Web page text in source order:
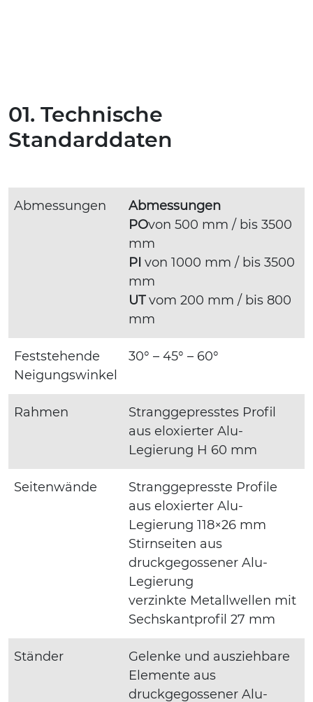
01. Technische
Standarddaten
Abmessungen
Abmessungen
POvon 500 mm / bis 3500
mm
PI von 1000 mm / bis 3500
mm
UTvom 200 mm / bis 800
mm
Feststehende
Neigungswinkel
30° – 45° – 60°
Rahmen
Stranggepresstes Profil
aus eloxierter Alu-
Legierung H 60 mm
Seitenwände
Stranggepresste Profile
aus eloxierter Alu-
Legierung 118×26 mm
Stirnseiten aus
druckgegossener Alu-
Legierung
verzinkte Metallwellen mit
Sechskantprofil 27 mm
Ständer
Gelenke und ausziehbare
Elemente aus
druckgegossener Alu-